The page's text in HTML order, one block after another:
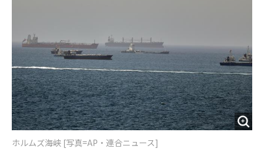
ホルムズ海峡 [写真=AP・連合ニュース]